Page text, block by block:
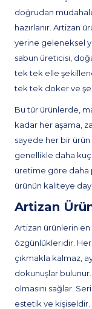
doğrudan
hazırlanır. Artizan
yerine geleneksel
sabun üreticisi,
tek tek elle
tek tek döker ve
Bu tür ürünlerde,
kadar her aşama,
sayede her bir
genellikle daha
üretime göre daha
ürünün kaliteye
Artizan
Artizan ürünlerin
özgünlükleridir. Her
çıkmakla kalmaz,
dokunuşlar bulunur.
olmasını sağlar.
estetik ve kişiseldir.